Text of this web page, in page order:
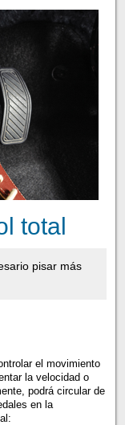
total
pisar más
el movimiento
la velocidad o
podrá circular de
en la